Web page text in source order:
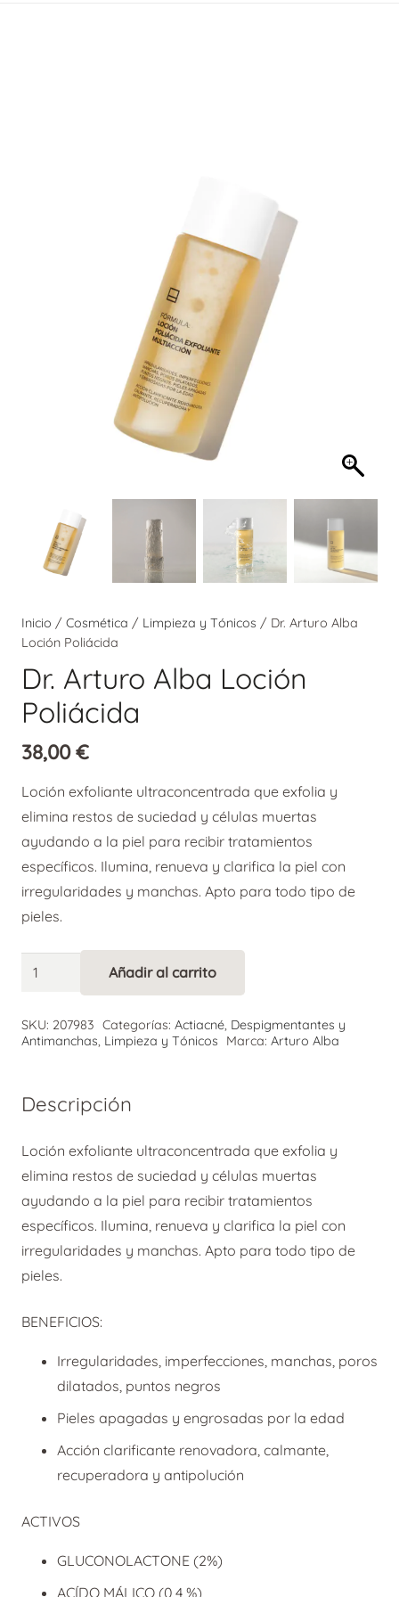
Inicio / Cosmética / Limpieza y Tónicos / Dr. Arturo Alba
Loción Poliácida
Dr. Arturo Alba Loción
Poliácida
38,00€
Loción exfoliante ultraconcentrada que exfolia y
elimina restos de suciedad y células muertas
ayudando a la piel para recibir tratamientos
específicos. Ilumina, renueva y clarifica la piel con
irregularidades y manchas. Apto para todo tipo de
pieles.
Dr.
Loción
Añadir al carrito
SKU: 207983 Categorías: Actiacné, Despigmentantes y
Antimanchas Limpieza y Tónicos Marca: Arturo Alba
Descripción
Loción exfoliante ultraconcentrada que exfolia y
elimina restos de suciedad y células muertas
ayudando a la piel para recibir tratamientos
específicos. Ilumina, renueva y clarifica la piel con
irregularidades y manchas. Apto para todo tipo de
pieles.
BENEFICIOS:
Irregularidades, imperfecciones, manchas, poros
dilatados, puntos negros
Pieles apagadas y engrosadas por la edad
Acción clarificante renovadora, calmante,
recuperadora y antipolución
ACTIVOS
GLUCONOLACTONE (2%)
ACÍDO MÁLICO (0,4 %)